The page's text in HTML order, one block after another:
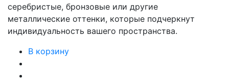
серебристые, бронзовые или другие
металлические оттенки, которые подчеркнут
индивидуальность вашего пространства.
В корзину